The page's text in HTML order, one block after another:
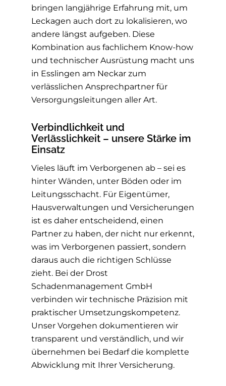
bringen langjährige Erfahrung mit, um
Leckagen auch dort zu lokalisieren, wo
andere längst aufgeben. Diese
Kombination aus fachlichem Know-how
und technischer Ausrüstung macht uns
in Esslingen am Neckar zum
verlässlichen Ansprechpartner für
Versorgungsleitungen aller Art.
Verbindlichkeit und
Verlässlichkeit – unsere Stärke im
Einsatz
Vieles läuft im Verborgenen ab – sei es
hinter Wänden, unter Böden oder im
Leitungsschacht. Für Eigentümer,
Hausverwaltungen und Versicherungen
ist es daher entscheidend, einen
Partner zu haben, der nicht nur erkennt,
was im Verborgenen passiert, sondern
daraus auch die richtigen Schlüsse
zieht. Bei der Drost
Schadenmanagement GmbH
verbinden wir technische Präzision mit
praktischer Umsetzungskompetenz.
Unser Vorgehen dokumentieren wir
transparent und verständlich, und wir
übernehmen bei Bedarf die komplette
Abwicklung mit Ihrer Versicherung.